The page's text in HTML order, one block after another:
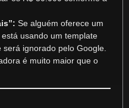
Se alguém oferece um
usando um template
ignorado pelo Google.
é muito maior que o